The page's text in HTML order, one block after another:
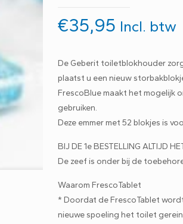
€35,95 Incl. btw
De Geberit toiletblokhouder
plaatst u een nieuw
FrescoBlue maakt het mogelijk
gebruiken.
Deze emmer met 52 blokjes is
BIJ DE 1e BESTELLING ALTIJD
De zeef is onder bij de
Waarom FrescoTablet
* Doordat de FrescoTablet
nieuwe spoeling het toilet